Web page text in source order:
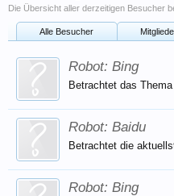
Die Übersicht aller derzeitigen Besucher
Alle Besucher
Robot: Bing
Betrachtet das Thema
Robot: Baidu
Betrachtet die
Robot: Bing